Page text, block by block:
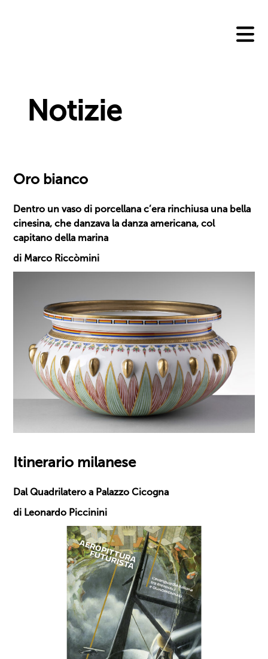
Notizie
Oro bianco
Dentro un vaso di porcellana c’era rinchiusa una bella
cinesina, che danzava la danza americana, col
capitano della marina
di Marco Riccòmini
Itinerario milanese
Dal Quadrilatero a Palazzo Cicogna
di Leonardo Piccinini